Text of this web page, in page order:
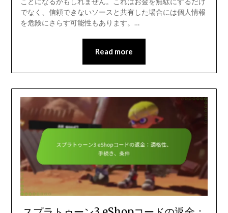
でなく、信頼できないソースと共有した場合には個人情報
を危険にさらす可能性もあります。…
Read more